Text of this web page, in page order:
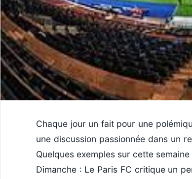
Chaque jour un fait pour une
une discussion passionnée dans un
Quelques exemples sur cette semaine
Dimanche : Le Paris FC critique un